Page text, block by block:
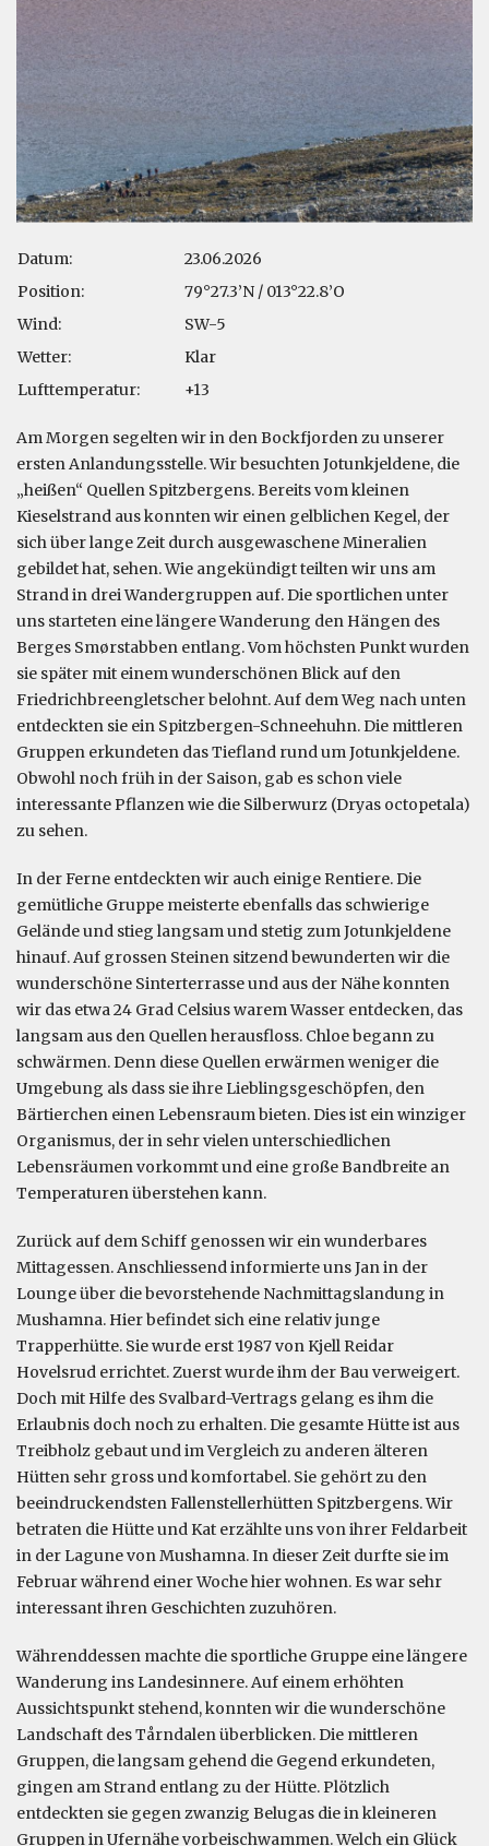
Datum:
23.06.2026
Position:
79°27.3’N / 013°22.8’O
Wind:
SW-5
Wetter:
Klar
Lufttemperatur:
+13
Am Morgen segelten wir in den Bockfjorden zu unserer
ersten Anlandungsstelle. Wir besuchten Jotunkjeldene, die
„heißen“ Quellen Spitzbergens. Bereits vom kleinen
Kieselstrand aus konnten wir einen gelblichen Kegel, der
sich über lange Zeit durch ausgewaschene Mineralien
gebildet hat, sehen. Wie angekündigt teilten wir uns am
Strand in drei Wandergruppen auf. Die sportlichen unter
uns starteten eine längere Wanderung den Hängen des
Berges Smørstabben entlang. Vom höchsten Punkt wurden
sie später mit einem wunderschönen Blick auf den
Friedrichbreengletscher belohnt. Auf dem Weg nach unten
entdeckten sie ein Spitzbergen-Schneehuhn. Die mittleren
Gruppen erkundeten das Tiefland rund um Jotunkjeldene.
Obwohl noch früh in der Saison, gab es schon viele
interessante Pflanzen wie die Silberwurz (Dryas octopetala)
zu sehen.
In der Ferne entdeckten wir auch einige Rentiere. Die
gemütliche Gruppe meisterte ebenfalls das schwierige
Gelände und stieg langsam und stetig zum Jotunkjeldene
hinauf. Auf grossen Steinen sitzend bewunderten wir die
wunderschöne Sinterterrasse und aus der Nähe konnten
wir das etwa 24 Grad Celsius warem Wasser entdecken, das
langsam aus den Quellen herausfloss. Chloe begann zu
schwärmen. Denn diese Quellen erwärmen weniger die
Umgebung als dass sie ihre Lieblingsgeschöpfen, den
Bärtierchen einen Lebensraum bieten. Dies ist ein winziger
Organismus, der in sehr vielen unterschiedlichen
Lebensräumen vorkommt und eine große Bandbreite an
Temperaturen überstehen kann.
Zurück auf dem Schiff genossen wir ein wunderbares
Mittagessen. Anschliessend informierte uns Jan in der
Lounge über die bevorstehende Nachmittagslandung in
Mushamna. Hier befindet sich eine relativ junge
Trapperhütte. Sie wurde erst 1987 von Kjell Reidar
Hovelsrud errichtet. Zuerst wurde ihm der Bau verweigert.
Doch mit Hilfe des Svalbard-Vertrags gelang es ihm die
Erlaubnis doch noch zu erhalten. Die gesamte Hütte ist aus
Treibholz gebaut und im Vergleich zu anderen älteren
Hütten sehr gross und komfortabel. Sie gehört zu den
beeindruckendsten Fallenstellerhütten Spitzbergens. Wir
betraten die Hütte und Kat erzählte uns von ihrer Feldarbeit
in der Lagune von Mushamna. In dieser Zeit durfte sie im
Februar während einer Woche hier wohnen. Es war sehr
interessant ihren Geschichten zuzuhören.
Währenddessen machte die sportliche Gruppe eine längere
Wanderung ins Landesinnere. Auf einem erhöhten
Aussichtspunkt stehend, konnten wir die wunderschöne
Landschaft des Tårndalen überblicken. Die mittleren
Gruppen, die langsam gehend die Gegend erkundeten,
gingen am Strand entlang zu der Hütte. Plötzlich
entdeckten sie gegen zwanzig Belugas die in kleineren
Gruppen in Ufernähe vorbeischwammen. Welch ein Glück